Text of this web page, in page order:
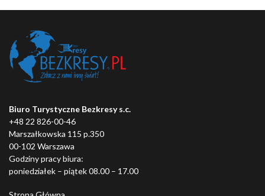
Biuro Turystyczne Bezkresy s.c.
+48 22 826-00-46
Marszałkowska 115 p.350
00-102 Warszawa
Godziny pracy biura:
poniedziałek – piątek 08.00 – 17.00